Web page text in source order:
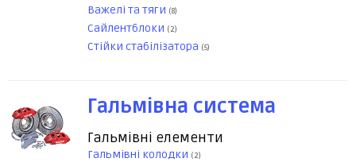
Важелі та тяги (8)
Сайлентблоки (2)
Стійки стабілізатора (5)
Гальмівна система
Гальмівні елементи
Гальмівні колодки (2)